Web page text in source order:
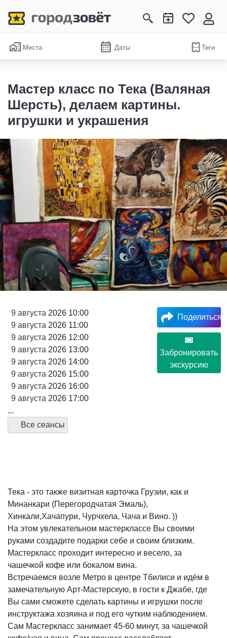
Места Даты Теги
Мастер класс по Тека (Валяная
Шерсть), делаем картины.
игрушки и украшения
9 августа 2026 10:00
9 августа 2026 11:00
9 августа 2026 12:00
9 августа 2026 13:00
9 августа 2026 14:00
9 августа 2026 15:00
9 августа 2026 16:00
9 августа 2026 17:00
...
Все сеансы
Поделиться
Забронировать
экскурсию
Тека - это также визитная карточка Грузии, как и
Минанкари (Перегородчатая Эмаль),
Хинкали,Хачапури, Чурчхела, Чача и Вино. ))
На этом увлекательном мастерклассе Вы своими
руками создадите подарки себе и своим близким.
Мастеркласс проходит интересно и весело, за
чашечкой кофе или бокалом вина.
Встречаемся возле Метро в центре Тбилиси и идём в
замечательную Арт-Мастерскую, в гости к Джабе, где
Вы сами сможете сделать картины и игрушки после
инструктажа хозяина и под его чутким наблюдением.
Сам Мастеркласс занимает 45-60 минут, за чашечкой